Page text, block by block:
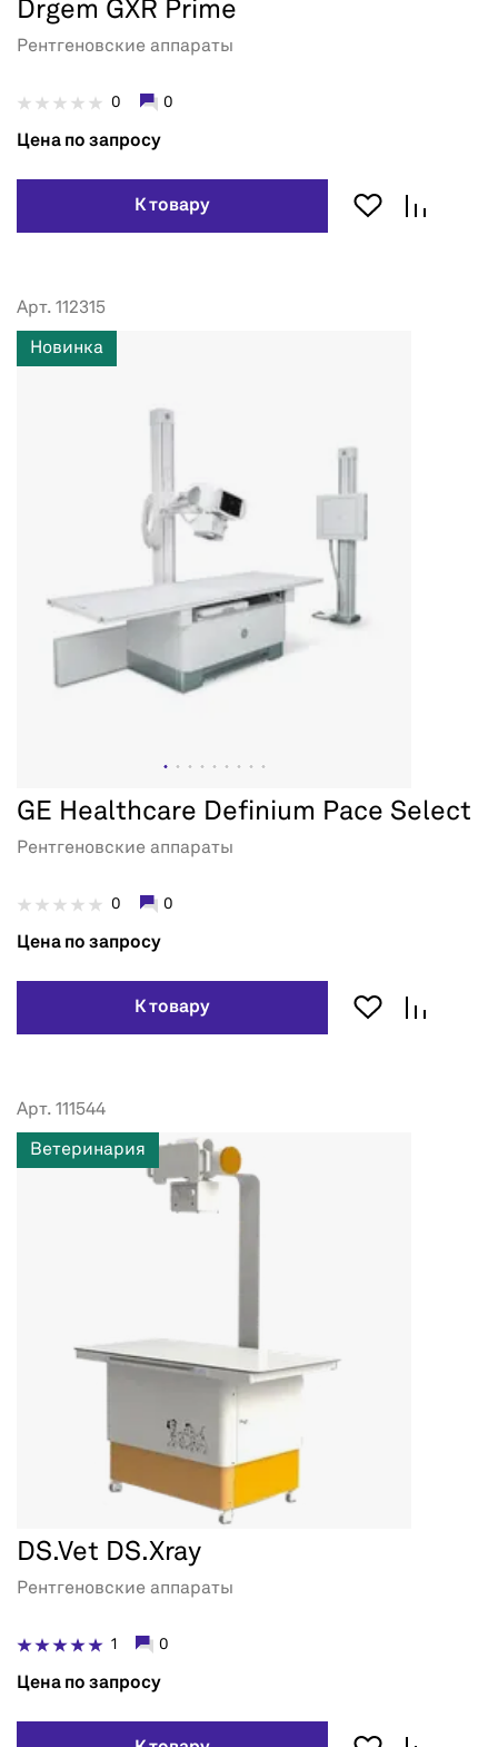
Drgem GXR Prime
Рентгеновские аппараты
0 0
Цена по запросу
К товару
Арт. 112315
Новинка
GE Healthcare Definium Pace Select
Рентгеновские аппараты
0 0
Цена по запросу
К товару
Арт. 111544
Ветеринария
DS.Vet DS.Xray
Рентгеновские аппараты
1 0
Цена по запросу